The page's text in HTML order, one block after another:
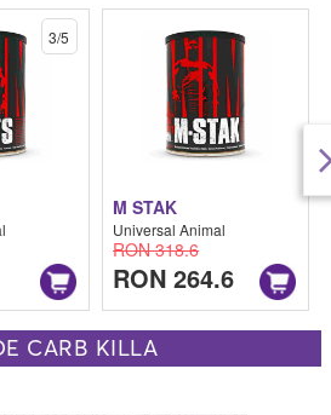
3/5
M STAK
Universal Animal
RON 318.6
RON 264.6
CARB KILLA